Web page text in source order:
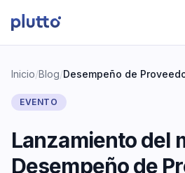
Inicio/Blog/Desempeño de
EVENTO
Lanzamiento del
Desempeño de